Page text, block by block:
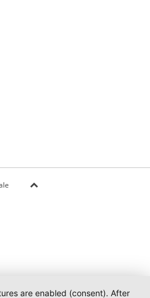
are enabled (consent). After